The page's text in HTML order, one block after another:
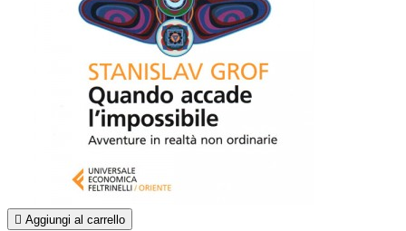
 Aggiungi al carrello